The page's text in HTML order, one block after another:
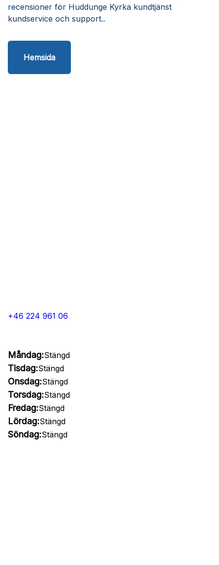
recensioner för Huddunge Kyrka kundtjänst
kundservice och support..
Hemsida
+46 224 961 06
Måndag:Stängd
Tisdag:Stängd
Onsdag:Stängd
Torsdag:Stängd
Fredag:Stängd
Lördag:Stängd
Söndag:Stängd